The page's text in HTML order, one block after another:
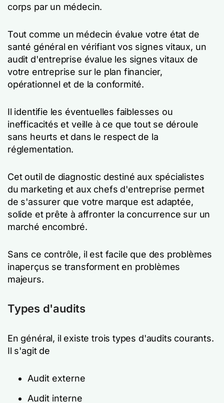
corps par un médecin.
Tout comme un médecin évalue votre état de
santé général en vérifiant vos signes vitaux, un
audit d'entreprise évalue les signes vitaux de
votre entreprise sur le plan financier,
opérationnel et de la conformité.
Il identifie les éventuelles faiblesses ou
inefficacités et veille à ce que tout se déroule
sans heurts et dans le respect de la
réglementation.
Cet outil de diagnostic destiné aux spécialistes
du marketing et aux chefs d'entreprise permet
de s'assurer que votre marque est adaptée,
solide et prête à affronter la concurrence sur un
marché encombré.
Sans ce contrôle, il est facile que des problèmes
inaperçus se transforment en problèmes
majeurs.
Types d'audits
En général, il existe trois types d'audits courants.
Il s'agit de
Audit externe
Audit interne